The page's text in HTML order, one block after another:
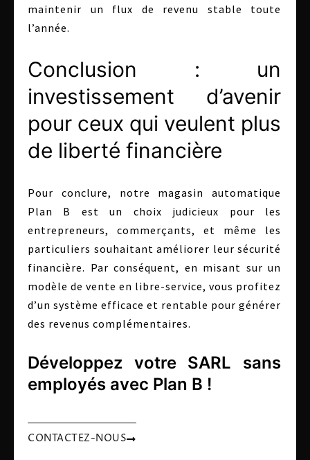
maintenir un flux de revenu stable toute
l’année.
Conclusion : un
investissement d’avenir
pour ceux qui veulent plus
de liberté financière
Pour conclure, notre magasin automatique
Plan B est un choix judicieux pour les
entrepreneurs, commerçants, et même les
particuliers souhaitant améliorer leur sécurité
financière. Par conséquent, en misant sur un
modèle de vente en libre-service, vous profitez
d’un système efficace et rentable pour générer
des revenus complémentaires.
Développez votre SARL sans
employés avec Plan B !
CONTACTEZ-NOUS